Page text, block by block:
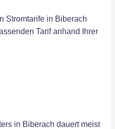
Stromtarife in Biberach
Tarif anhand Ihrer
in Biberach dauert meist